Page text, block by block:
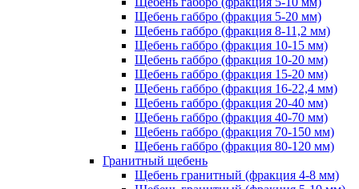
Щебень габбро (фракция 5-20 мм)
Щебень габбро (фракция 8-11,2 мм)
Щебень габбро (фракция 10-15 мм)
Щебень габбро (фракция 10-20 мм)
Щебень габбро (фракция 15-20 мм)
Щебень габбро (фракция 16-22,4 мм)
Щебень габбро (фракция 20-40 мм)
Щебень габбро (фракция 40-70 мм)
Щебень габбро (фракция 70-150 мм)
Щебень габбро (фракция 80-120 мм)
Гранитный щебень
Щебень гранитный (фракция 4-8 мм)